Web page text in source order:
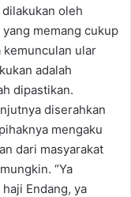
oleh
memang cukup
kemunculan ular
adalah
dipastikan.
diserahkan
mengaku
dari masyarakat
“Ya
Endang, ya